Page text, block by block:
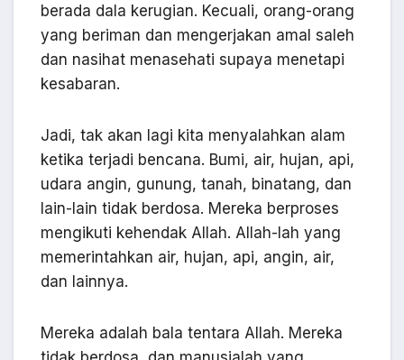
berada dala kerugian. Kecuali, orang-orang
yang beriman dan mengerjakan amal saleh
dan nasihat menasehati supaya menetapi
kesabaran.
Jadi, tak akan lagi kita menyalahkan alam
ketika terjadi bencana. Bumi, air, hujan, api,
udara angin, gunung, tanah, binatang, dan
lain-lain tidak berdosa. Mereka berproses
mengikuti kehendak Allah. Allah-lah yang
memerintahkan air, hujan, api, angin, air,
dan lainnya.
Mereka adalah bala tentara Allah. Mereka